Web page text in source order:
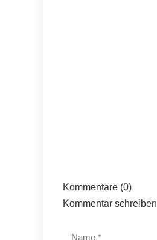
Kommentare (0)
Kommentar schreiben